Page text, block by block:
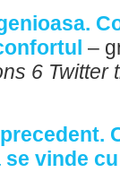
–
6 Twitter
vinde